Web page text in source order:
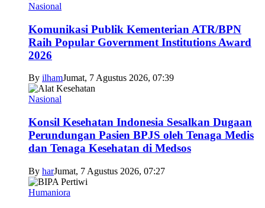
Nasional
Komunikasi Publik Kementerian ATR/BPN
Raih Popular Government Institutions Award
2026
By ilhamJumat, 7 Agustus 2026, 07:39
Nasional
Konsil Kesehatan Indonesia Sesalkan Dugaan
Perundungan Pasien BPJS oleh Tenaga Medis
dan Tenaga Kesehatan di Medsos
By harJumat, 7 Agustus 2026, 07:27
Humaniora